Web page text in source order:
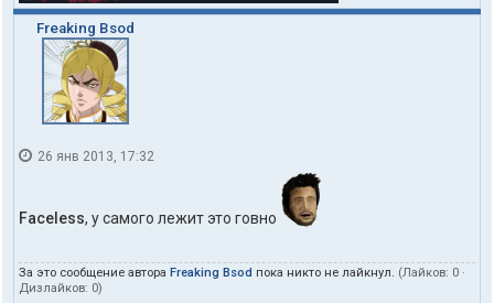
Freaking Bsod
26 янв 2013, 17:32
Faceless, у самого лежит это говно
За это сообщение автора Freaking Bsod пока никто не лайкнул. (Лайков: 0 ·
Дизлайков: 0)